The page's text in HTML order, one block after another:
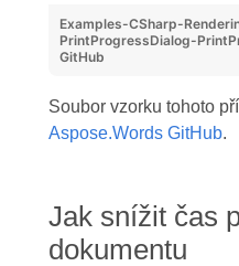
Examples-CSharp-
PrintProgressDialog-
GitHub
Soubor vzorku tohoto
Aspose.Words GitHub.
Jak snížit čas
dokumentu